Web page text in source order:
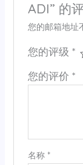
ADI” 的
您的邮箱地址
您的评级 *
您的评价 *
名称 *